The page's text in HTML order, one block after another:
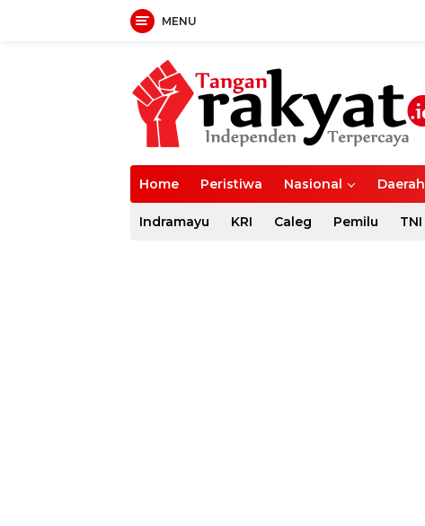
MENU
Home Peristiwa Nasional Daerah
Indramayu KRI Caleg Pemilu TNI